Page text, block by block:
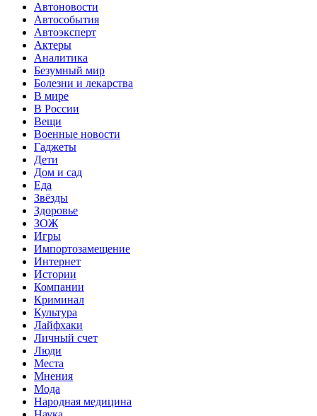
Автоновости
Автособытия
Автоэксперт
Актеры
Аналитика
Безумный мир
Болезни и лекарства
В мире
В России
Вещи
Военные новости
Гаджеты
Дети
Дом и сад
Еда
Звёзды
Здоровье
ЗОЖ
Игры
Импортозамещение
Интернет
Истории
Компании
Криминал
Культура
Лайфхаки
Личный счет
Люди
Места
Мнения
Мода
Народная медицина